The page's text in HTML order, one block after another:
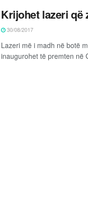
Krijohet lazeri që
30/08/2017
Lazeri më i madh në botë
inaugurohet të premten në